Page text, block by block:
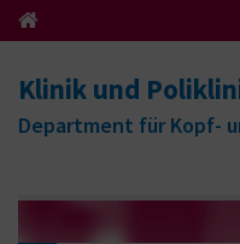
Klinik und
Department für Kopf-